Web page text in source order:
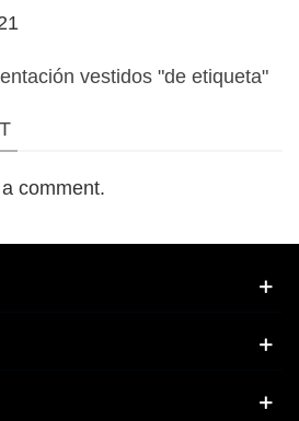
comment.